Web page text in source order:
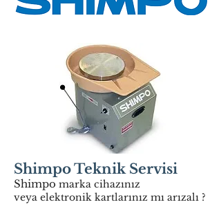
Shimpo Teknik Servisi
Shimpo marka cihazınız
veya elektronik kartlarınız mı arızalı ?